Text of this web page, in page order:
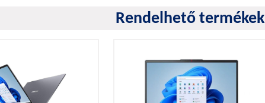
Rendelhető termékek